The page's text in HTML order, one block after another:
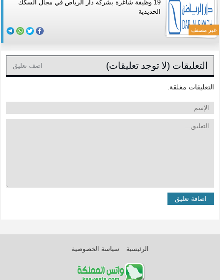
غير مصنف
19 وظيفة شاغرة بشركة دار الرياض في مجال السكك
الحديدية
التعليقات (لا توجد تعليقات) اضف تعليق
التعليقات مغلقة.
الرئيسية سياسة الخصوصية